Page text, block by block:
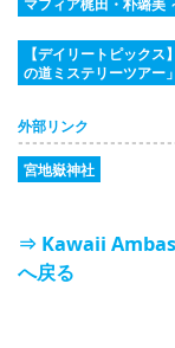
【デイリートピック
の道ミステリーツアー
外部リンク
宮地嶽神社
⇒ Kawaii
へ戻る